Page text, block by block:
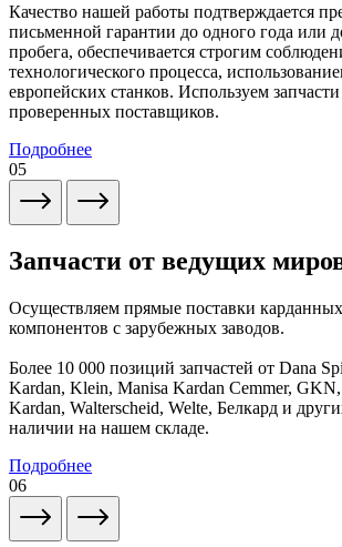
Качество нашей работы подтверждается
письменной гарантии до одного года или
пробега, обеспечивается строгим
технологического процесса,
европейских станков. Используем запчасти
проверенных поставщиков.
Подробнее
05
Запчасти от ведущих
Осуществляем прямые поставки
компонентов с зарубежных заводов.
Более 10 000 позиций запчастей от Dana
Kardan, Klein, Manisa Kardan Cemmer,
Kardan, Walterscheid, Welte, Белкард и
наличии на нашем складе.
Подробнее
06